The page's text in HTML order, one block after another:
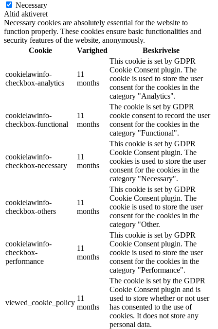
Necessary
Altid aktiveret
Necessary cookies are absolutely essential for the website to
function properly. These cookies ensure basic functionalities and
security features of the website, anonymously.
Cookie
Varighed Beskrivelse
cookielawinfo-
checkbox-analytics
11
months
This cookie is set by GDPR
Cookie Consent plugin. The
cookie is used to store the user
consent for the cookies in the
category "Analytics".
cookielawinfo-
checkbox-functional
11
months
The cookie is set by GDPR
cookie consent to record the user
consent for the cookies in the
category "Functional".
cookielawinfo-
checkbox-necessary
11
months
This cookie is set by GDPR
Cookie Consent plugin. The
cookies is used to store the user
consent for the cookies in the
category "Necessary".
cookielawinfo-
checkbox-others
11
months
This cookie is set by GDPR
Cookie Consent plugin. The
cookie is used to store the user
consent for the cookies in the
category "Other.
cookielawinfo-
checkbox-
performance
11
months
This cookie is set by GDPR
Cookie Consent plugin. The
cookie is used to store the user
consent for the cookies in the
category "Performance".
viewed_cookie_policy
11
months
The cookie is set by the GDPR
Cookie Consent plugin and is
used to store whether or not user
has consented to the use of
cookies. It does not store any
personal data.